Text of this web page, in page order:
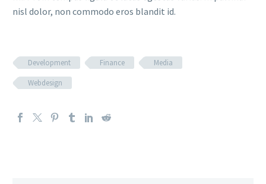
nisl dolor, non commodo eros blandit id.
Development Finance
Media
Webdesign